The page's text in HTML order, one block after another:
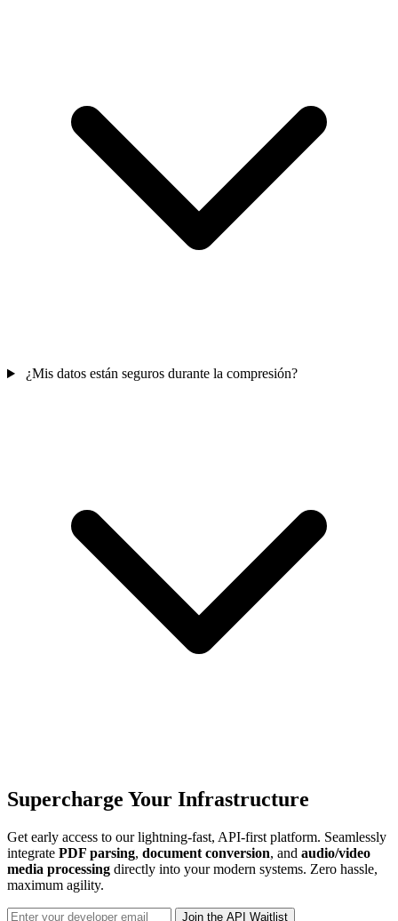
¿Mis datos están seguros durante la compresión?
Supercharge Your Infrastructure
Get early access to our lightning-fast, API-first platform. Seamlessly
integrate PDF parsing, document conversion, and audio/video
media processing directly into your modern systems. Zero hassle,
maximum agility.
Join the API Waitlist